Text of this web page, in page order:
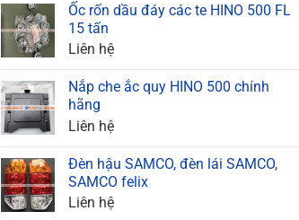
Ốc rốn dầu đáy các te HINO 500 FL
15 tấn
Liên hệ
Nắp che ắc quy HINO 500 chính
hãng
Liên hệ
Đèn hậu SAMCO, đèn lái SAMCO,
SAMCO felix
Liên hệ